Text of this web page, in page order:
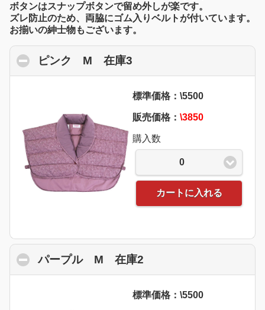
ボタンはスナップボタンで留め外しが楽です。
ズレ防止のため、両脇にゴム入りベルトが付いています。
お揃いの紳士物もございます。
ピンク M 在庫3
標準価格：\5500
販売価格： \3850
購入数
0
カートに入れる
パープル M 在庫2
標準価格：\5500